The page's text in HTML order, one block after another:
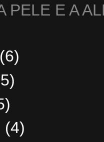
PELE E A
(6)
(4)